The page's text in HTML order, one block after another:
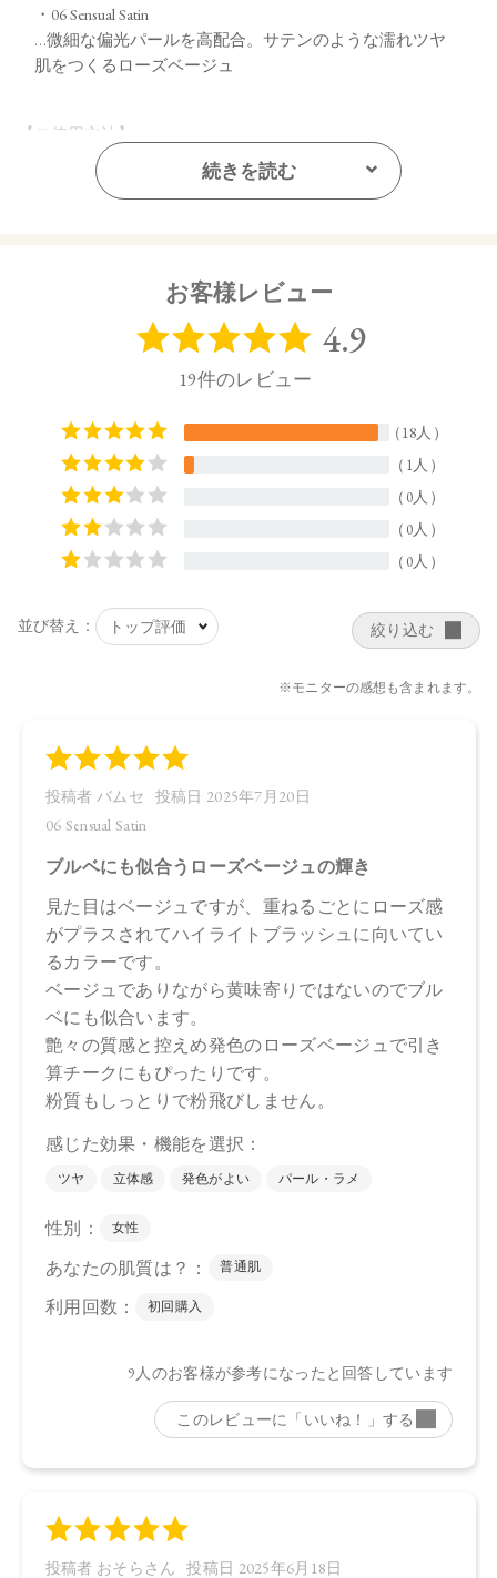
・06 Sensual Satin
…微細な偏光パールを高配合。サテンのような濡れツヤ
肌をつくるローズベージュ
【ご使用方法】
お手持ちのブラシで適量をとり、頬にぼかします。
油、トリ（カプリル酸／カプリン酸／ミリスチン酸／ステア
リン酸）グリセリル、シリカ、ラウロイルリシン、セスキイ
ソステアリン酸ソルビタン、ジステアリン酸Al、デヒドロ酢
酸Na、エチルヘキシルグリセリン、カプリル酸グリセリル、
トコフェロール、クロルフェネシン、アルガニアスピノサ核
油、オプンチアフィクスインジカ種子油、オリーブ果実油、
ス、ラベンダー花エキス、酸化チタン、マイカ、酸化鉄、ホ
ウケイ酸（Ca／Al）、赤202、赤226、酸化スズ
タルク、トリ（カプリル酸／カプリン酸）グリセリル、ラウ
ン、ジステアリン酸Al 、デヒドロ酢酸Na、エチルヘキシルグ
リセリン、カプリル酸グリセリル、トコフェロール、クロル
フェネシン、アルガニアスピノサ核油、オプンチアフィクス
インジカ種子油、オリーブ果実油、シリカ、スクワラン、ホ
ンダー花エキス、ホウケイ酸（Ca ／Al）、酸化チタン、アル
ミナ、酸化鉄、グンジョウ、酸化スズ、赤226 、カオリン
【原産国】
【メーカー品番】
店舗でお問い合わせの際には、下記品番をお伝え下さい。
05：4571649065492
06：4571649065508
【店舗発売日】
CosmeKitchen 2025/4/18
※店舗での取り扱いや詳しい在庫状況につきましては、各店
舗にお問い合わせください。
※発売日は予告なく変更する可能性がございます。予めご了
承ください。
商品によっては、お届けまで１～２週間かかる場合がござい
ますので予めご了承ください。
●パッケージはリニューアル等の理由により、写真と異なる場
載と異なる場合がございます。
●予告なくパッケージ仕様が変更になる場合がございます。
続きを読む
お客様レビュー